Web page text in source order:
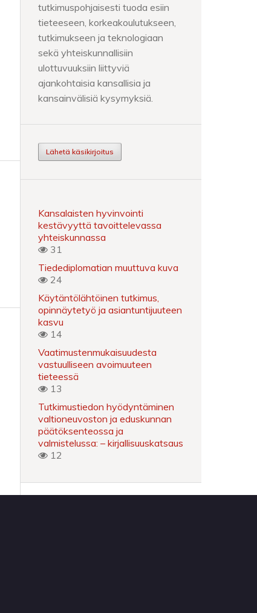
tutkimuspohjaisesti tuoda esiin
tieteeseen, korkeakoulutukseen,
tutkimukseen ja teknologiaan
sekä yhteiskunnallisiin
ulottuvuuksiin liittyviä
ajankohtaisia kansallisia ja
kansainvälisiä kysymyksiä.
Lähetä käsikirjoitus
Kansalaisten hyvinvointi
kestävyyttä tavoittelevassa
yhteiskunnassa
31
Tiedediplomatian muuttuva kuva
24
Käytäntölähtöinen tutkimus,
opinnäytetyö ja asiantuntijuuteen
kasvu
14
Vaatimustenmukaisuudesta
vastuulliseen avoimuuteen
tieteessä
13
Tutkimustiedon hyödyntäminen
valtioneuvoston ja eduskunnan
päätöksenteossa ja
valmistelussa: – kirjallisuuskatsaus
12